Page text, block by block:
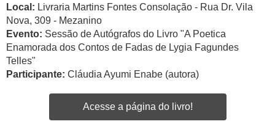
Local: Livraria Martins Fontes Consolação - Rua Dr. Vila
Nova, 309 - Mezanino
Evento: Sessão de Autógrafos do Livro "A Poetica
Enamorada dos Contos de Fadas de Lygia Fagundes
Telles"
Participante: Cláudia Ayumi Enabe (autora)
Acesse a página do livro!